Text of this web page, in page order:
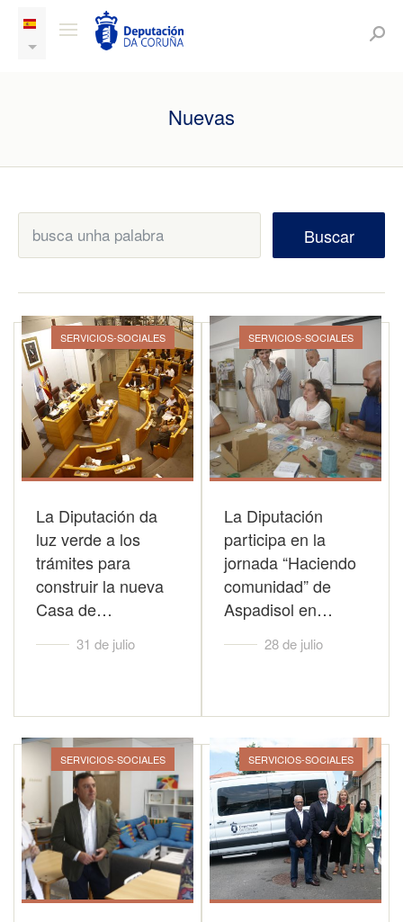
Nuevas
Buscar
SERVICIOS-SOCIALES
La Diputación da
luz verde a los
trámites para
construir la nueva
Casa de…
31 de julio
SERVICIOS-SOCIALES
La Diputación
participa en la
jornada “Haciendo
comunidad” de
Aspadisol en…
28 de julio
SERVICIOS-SOCIALES SERVICIOS-SOCIALES